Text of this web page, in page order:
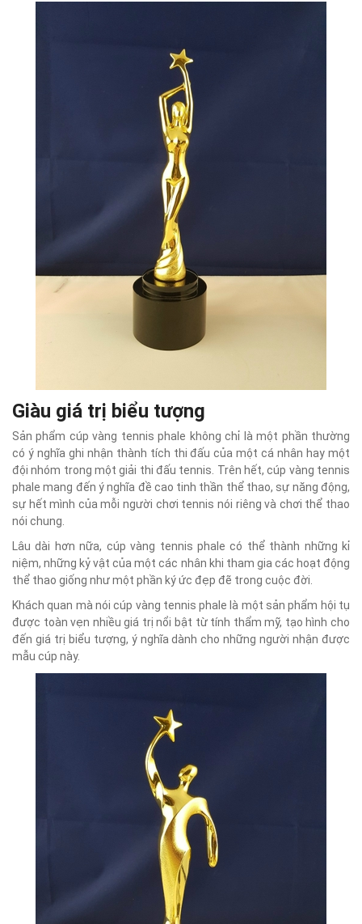
Giàu giá trị biểu tượng
Sản phẩm cúp vàng tennis phale không chỉ là một phần thường
có ý nghĩa ghi nhận thành tích thi đấu của một cá nhân hay một
đội nhóm trong một giải thi đấu tennis. Trên hết, cúp vàng tennis
phale mang đến ý nghĩa đề cao tinh thần thể thao, sự năng động,
sự hết mình của mỗi người chơi tennis nói riêng và chơi thể thao
nói chung.
Lâu dài hơn nữa, cúp vàng tennis phale có thể thành những kỉ
niệm, những kỷ vật của một các nhân khi tham gia các hoạt động
thể thao giống như một phần ký ức đẹp đẽ trong cuộc đời.
Khách quan mà nói cúp vàng tennis phale là một sản phẩm hội tụ
được toàn vẹn nhiều giá trị nổi bật từ tính thẩm mỹ, tạo hình cho
đến giá trị biểu tượng, ý nghĩa dành cho những người nhận được
mẫu cúp này.